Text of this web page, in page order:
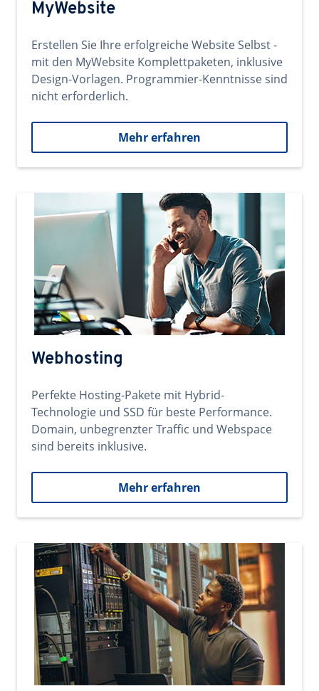
MyWebsite
Erstellen Sie Ihre erfolgreiche Website Selbst -
mit den MyWebsite Komplettpaketen, inklusive
Design-Vorlagen. Programmier-Kenntnisse sind
nicht erforderlich.
Mehr erfahren
Webhosting
Perfekte Hosting-Pakete mit Hybrid-
Technologie und SSD für beste Performance.
Domain, unbegrenzter Traffic und Webspace
sind bereits inklusive.
Mehr erfahren